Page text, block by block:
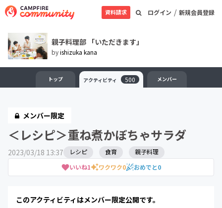
ログイン / 新規会員登録
資料請求
親子料理部 「いただきます」
byishizuka kana
トップ アクティビティ 500 メンバー
メンバー限定
＜レシピ＞重ね煮かぼちゃサラダ
2023/03/18 13:37
いいね1 ワクワク0 おめでと0
レシピ 食育 親子料理
このアクティビティはメンバー限定公開です。